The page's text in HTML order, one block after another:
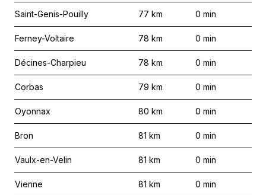
Saint-Genis-Pouilly 77 km 0 min
Ferney-Voltaire 78 km 0 min
Décines-Charpieu 78 km 0 min
Corbas 79 km 0 min
Oyonnax 80 km 0 min
Bron 81 km 0 min
Vaulx-en-Velin 81 km 0 min
Vienne 81 km 0 min